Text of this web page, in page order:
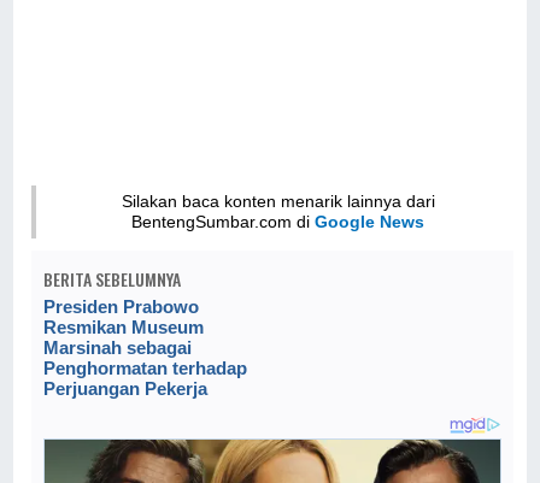
Silakan baca konten menarik lainnya dari
BentengSumbar.com diGoogle News
BERITA SEBELUMNYA
Presiden Prabowo
Resmikan Museum
Marsinah sebagai
Penghormatan terhadap
Perjuangan Pekerja